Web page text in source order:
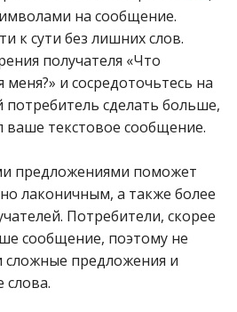
на сообщение.
к сути без лишних слов.
получателя «Что
и сосредоточьтесь на
сделать больше,
ваше текстовое сообщение.
предложениями поможет
лаконичным, а также более
Потребители, скорее
сообщение, поэтому не
предложения и
слова.